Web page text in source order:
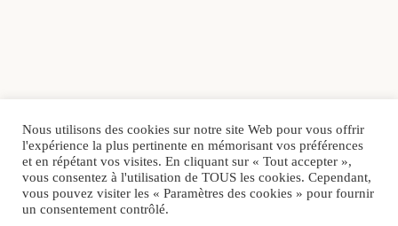
Nous utilisons des cookies sur notre site Web pour vous offrir
l'expérience la plus pertinente en mémorisant vos préférences
et en répétant vos visites. En cliquant sur « Tout accepter »,
vous consentez à l'utilisation de TOUS les cookies. Cependant,
vous pouvez visiter les « Paramètres des cookies » pour fournir
un consentement contrôlé.